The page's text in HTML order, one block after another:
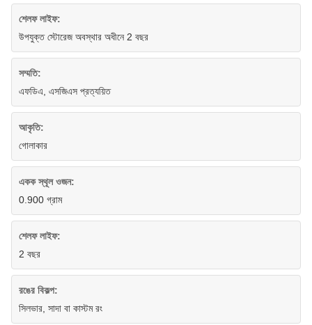
শেলফ লাইফ:
উপযুক্ত স্টোরেজ অবস্থার অধীনে 2 বছর
সম্মতি:
এফডিএ, এসজিএস প্রত্যয়িত
আকৃতি:
গোলাকার
একক স্থূল ওজন:
0.900 গ্রাম
শেলফ লাইফ:
2 বছর
রঙের বিকল্প:
সিলভার, সাদা বা কাস্টম রং